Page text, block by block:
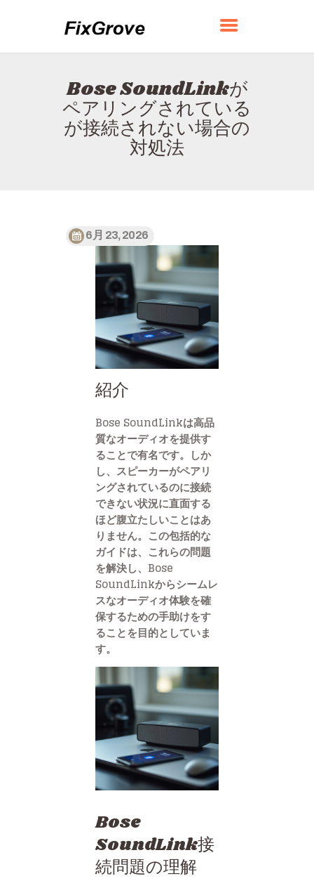
Bose SoundLinkが
ペアリングされている
が接続されない場合の
対処法
FIXGROVE
ホーム
FIXGROVEについて
お問い合わせ
プライバシーポリシー
6月 23, 2026
紹介
Bose SoundLinkは高品
質なオーディオを提供す
ることで有名です。しか
し、スピーカーがペアリ
ングされているのに接続
できない状況に直面する
ほど腹立たしいことはあ
りません。この包括的な
ガイドは、これらの問題
を解決し、Bose
SoundLinkからシームレ
スなオーディオ体験を確
保するための手助けをす
ることを目的としていま
す。
Bose
SoundLink接
続問題の理解